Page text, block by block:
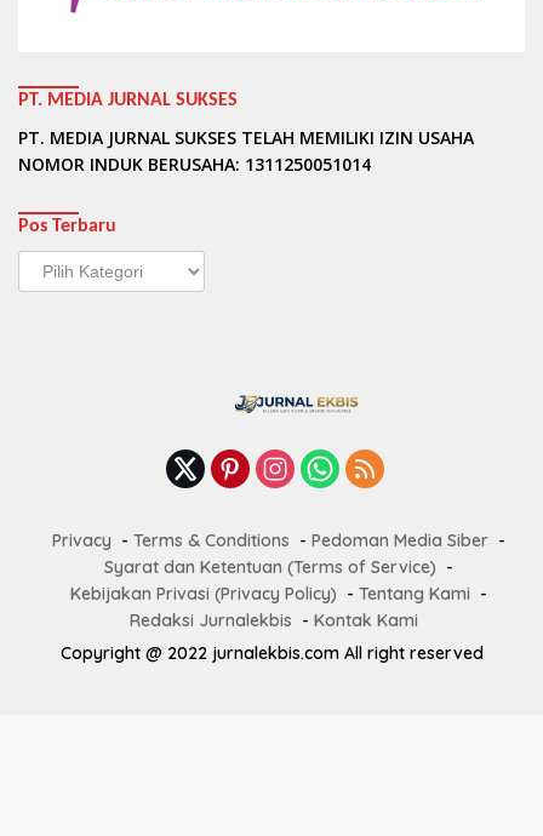
PT. MEDIA JURNAL SUKSES
PT. MEDIA JURNAL SUKSES TELAH MEMILIKI IZIN USAHA
NOMOR INDUK BERUSAHA: 1311250051014
Pos Terbaru
Pos
Terbaru
Privacy Terms & Conditions
Pedoman Media Siber
Syarat dan Ketentuan (Terms of Service)
Kebijakan Privasi (Privacy Policy)
Tentang Kami
Redaksi Jurnalekbis
Kontak Kami
Copyright @ 2022 jurnalekbis.com All right reserved